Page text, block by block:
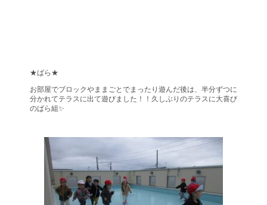
★ばら★
お部屋でブロックやままごとでまったり遊んだ後は、半分ずつに
分かれてテラスに出て遊びました！！久しぶりのテラスに大喜び
のばら組✨